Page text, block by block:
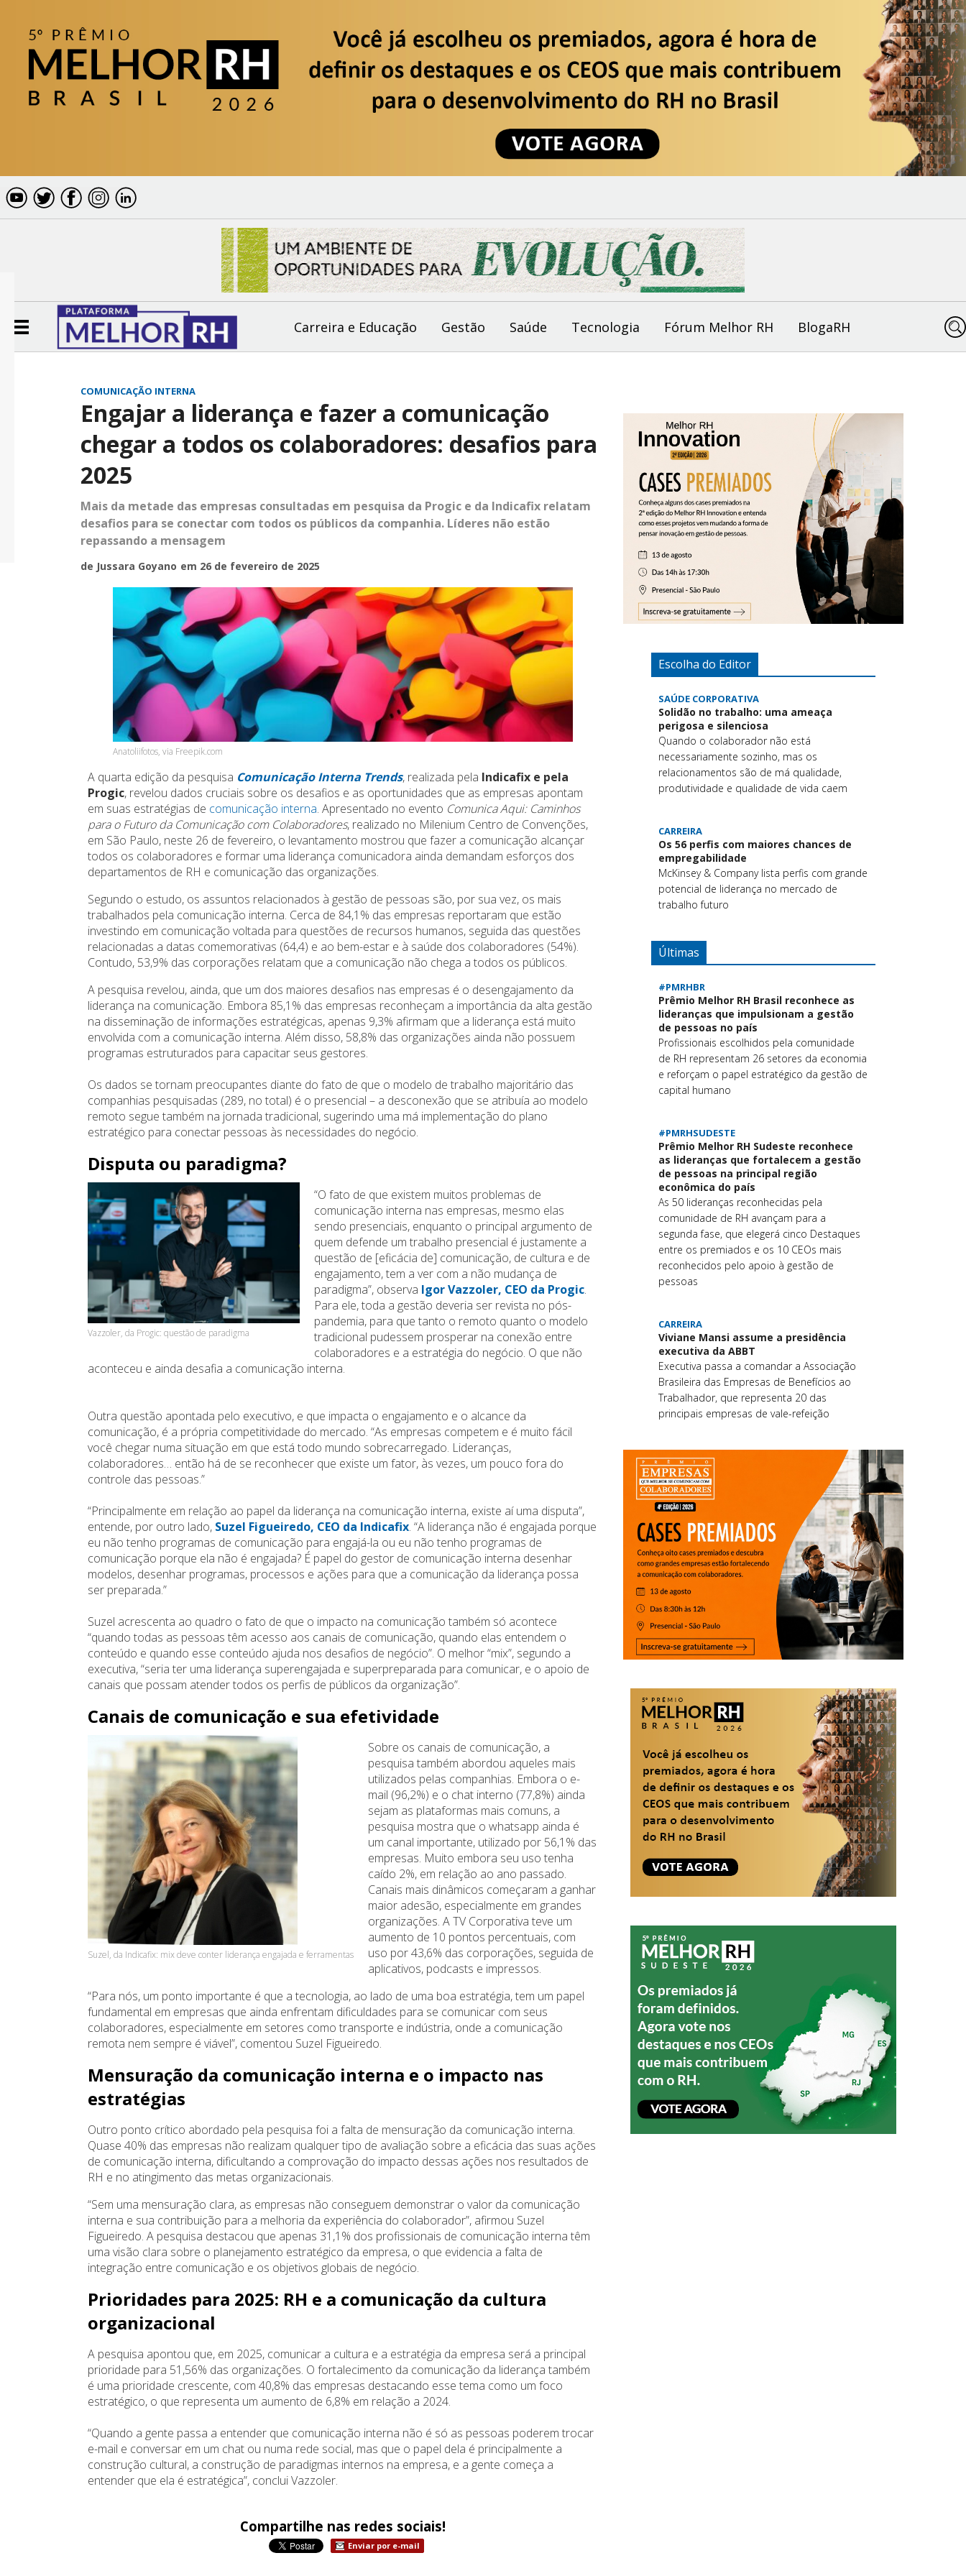
Carreira e Educação Gestão Saúde Tecnologia Fórum Melhor RH BlogaRH
COMUNICAÇÃO INTERNA
Engajar a liderança e fazer a comunicação
chegar a todos os colaboradores: desafios para
2025
Mais da metade das empresas consultadas em pesquisa da Progic e da Indicafix relatam
desafios para se conectar com todos os públicos da companhia. Líderes não estão
repassando a mensagem
de Jussara Goyano em 26 de fevereiro de 2025
Anatoliifotos, via Freepik.com
A quarta edição da pesquisa Comunicação Interna Trends, realizada pela Indicafix e pela
Progic, revelou dados cruciais sobre os desafios e as oportunidades que as empresas apontam
em suas estratégias de comunicação interna. Apresentado no evento Comunica Aqui: Caminhos
para o Futuro da Comunicação com Colaboradores, realizado no Milenium Centro de Convenções,
em São Paulo, neste 26 de fevereiro, o levantamento mostrou que fazer a comunicação alcançar
todos os colaboradores e formar uma liderança comunicadora ainda demandam esforços dos
departamentos de RH e comunicação das organizações.
Segundo o estudo, os assuntos relacionados à gestão de pessoas são, por sua vez, os mais
trabalhados pela comunicação interna. Cerca de 84,1% das empresas reportaram que estão
investindo em comunicação voltada para questões de recursos humanos, seguida das questões
relacionadas a datas comemorativas (64,4) e ao bem-estar e à saúde dos colaboradores (54%).
Contudo, 53,9% das corporações relatam que a comunicação não chega a todos os públicos.
A pesquisa revelou, ainda, que um dos maiores desafios nas empresas é o desengajamento da
liderança na comunicação. Embora 85,1% das empresas reconheçam a importância da alta gestão
na disseminação de informações estratégicas, apenas 9,3% afirmam que a liderança está muito
envolvida com a comunicação interna. Além disso, 58,8% das organizações ainda não possuem
programas estruturados para capacitar seus gestores.
Os dados se tornam preocupantes diante do fato de que o modelo de trabalho majoritário das
companhias pesquisadas (289, no total) é o presencial – a desconexão que se atribuía ao modelo
remoto segue também na jornada tradicional, sugerindo uma má implementação do plano
estratégico para conectar pessoas às necessidades do negócio.
Disputa ou paradigma?
Vazzoler, da Progic: questão de paradigma
“O fato de que existem muitos problemas de
comunicação interna nas empresas, mesmo elas
sendo presenciais, enquanto o principal argumento de
quem defende um trabalho presencial é justamente a
questão de [eficácia de] comunicação, de cultura e de
engajamento, tem a ver com a não mudança de
paradigma”, observa Igor Vazzoler, CEO da Progic.
Para ele, toda a gestão deveria ser revista no pós-
pandemia, para que tanto o remoto quanto o modelo
tradicional pudessem prosperar na conexão entre
colaboradores e a estratégia do negócio. O que não
aconteceu e ainda desafia a comunicação interna.
Outra questão apontada pelo executivo, e que impacta o engajamento e o alcance da
comunicação, é a própria competitividade do mercado. “As empresas competem e é muito fácil
você chegar numa situação em que está todo mundo sobrecarregado. Lideranças,
colaboradores… então há de se reconhecer que existe um fator, às vezes, um pouco fora do
controle das pessoas.”
“Principalmente em relação ao papel da liderança na comunicação interna, existe aí uma disputa”,
entende, por outro lado, Suzel Figueiredo, CEO da Indicafix. “A liderança não é engajada porque
eu não tenho programas de comunicação para engajá-la ou eu não tenho programas de
comunicação porque ela não é engajada? É papel do gestor de comunicação interna desenhar
modelos, desenhar programas, processos e ações para que a comunicação da liderança possa
ser preparada.”
Suzel acrescenta ao quadro o fato de que o impacto na comunicação também só acontece
“quando todas as pessoas têm acesso aos canais de comunicação, quando elas entendem o
conteúdo e quando esse conteúdo ajuda nos desafios de negócio”. O melhor “mix”, segundo a
executiva, “seria ter uma liderança superengajada e superpreparada para comunicar, e o apoio de
canais que possam atender todos os perfis de públicos da organização”.
Canais de comunicação e sua efetividade
Suzel, da Indicafix: mix deve conter liderança engajada e ferramentas
Sobre os canais de comunicação, a
pesquisa também abordou aqueles mais
utilizados pelas companhias. Embora o e-
mail (96,2%) e o chat interno (77,8%) ainda
sejam as plataformas mais comuns, a
pesquisa mostra que o whatsapp ainda é
um canal importante, utilizado por 56,1% das
empresas. Muito embora seu uso tenha
caído 2%, em relação ao ano passado.
Canais mais dinâmicos começaram a ganhar
maior adesão, especialmente em grandes
organizações. A TV Corporativa teve um
aumento de 10 pontos percentuais, com
uso por 43,6% das corporações, seguida de
aplicativos, podcasts e impressos.
“Para nós, um ponto importante é que a tecnologia, ao lado de uma boa estratégia, tem um papel
fundamental em empresas que ainda enfrentam dificuldades para se comunicar com seus
colaboradores, especialmente em setores como transporte e indústria, onde a comunicação
remota nem sempre é viável”, comentou Suzel Figueiredo.
Mensuração da comunicação interna e o impacto nas
estratégias
Outro ponto crítico abordado pela pesquisa foi a falta de mensuração da comunicação interna.
Quase 40% das empresas não realizam qualquer tipo de avaliação sobre a eficácia das suas ações
de comunicação interna, dificultando a comprovação do impacto dessas ações nos resultados de
RH e no atingimento das metas organizacionais.
“Sem uma mensuração clara, as empresas não conseguem demonstrar o valor da comunicação
interna e sua contribuição para a melhoria da experiência do colaborador”, afirmou Suzel
Figueiredo. A pesquisa destacou que apenas 31,1% dos profissionais de comunicação interna têm
uma visão clara sobre o planejamento estratégico da empresa, o que evidencia a falta de
integração entre comunicação e os objetivos globais de negócio.
Prioridades para 2025: RH e a comunicação da cultura
organizacional
A pesquisa apontou que, em 2025, comunicar a cultura e a estratégia da empresa será a principal
prioridade para 51,56% das organizações. O fortalecimento da comunicação da liderança também
é uma prioridade crescente, com 40,8% das empresas destacando esse tema como um foco
estratégico, o que representa um aumento de 6,8% em relação a 2024.
“Quando a gente passa a entender que comunicação interna não é só as pessoas poderem trocar
e-mail e conversar em um chat ou numa rede social, mas que o papel dela é principalmente a
construção cultural, a construção de paradigmas internos na empresa, e a gente começa a
entender que ela é estratégica”, conclui Vazzoler.
Compartilhe nas redes sociais!
Enviar por e-mail
Escolha do Editor
SAÚDE CORPORATIVA
Solidão no trabalho: uma ameaça
perigosa e silenciosa
Quando o colaborador não está
necessariamente sozinho, mas os
relacionamentos são de má qualidade,
produtividade e qualidade de vida caem
CARREIRA
Os 56 perfis com maiores chances de
empregabilidade
McKinsey & Company lista perfis com grande
potencial de liderança no mercado de
trabalho futuro
Últimas
#PMRHBR
Prêmio Melhor RH Brasil reconhece as
lideranças que impulsionam a gestão
de pessoas no país
Profissionais escolhidos pela comunidade
de RH representam 26 setores da economia
e reforçam o papel estratégico da gestão de
capital humano
#PMRHSUDESTE
Prêmio Melhor RH Sudeste reconhece
as lideranças que fortalecem a gestão
de pessoas na principal região
econômica do país
As 50 lideranças reconhecidas pela
comunidade de RH avançam para a
segunda fase, que elegerá cinco Destaques
entre os premiados e os 10 CEOs mais
reconhecidos pelo apoio à gestão de
pessoas
CARREIRA
Viviane Mansi assume a presidência
executiva da ABBT
Executiva passa a comandar a Associação
Brasileira das Empresas de Benefícios ao
Trabalhador, que representa 20 das
principais empresas de vale-refeição